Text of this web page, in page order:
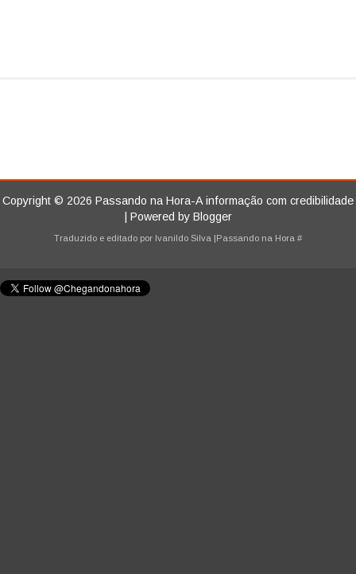
Copyright © 2026 Passando na Hora-A informação com credibilidade
| Powered by Blogger
Traduzido e editado por Ivanildo Silva |Passando na Hora #